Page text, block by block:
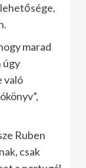
marad
úgy
való
Ruben
csak